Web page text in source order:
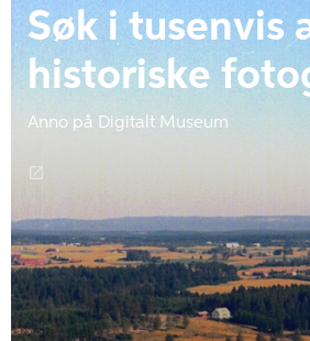
Søk i tusenvis
historiske
Anno på Digitalt Museum